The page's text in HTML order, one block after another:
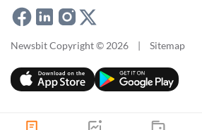
Newsbit Copyright © 2026 | Sitemap